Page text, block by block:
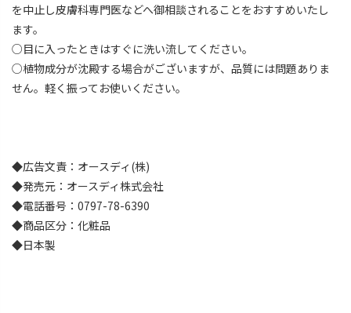
を中止し皮膚科専門医などへ御相談されることをおすすめいたし
ます。
○目に入ったときはすぐに洗い流してください。
○植物成分が沈殿する場合がございますが、品質には問題ありま
せん。軽く振ってお使いください。
◆広告文責：オースディ(株)
◆発売元：オースディ株式会社
◆電話番号：0797-78-6390
◆商品区分：化粧品
◆日本製